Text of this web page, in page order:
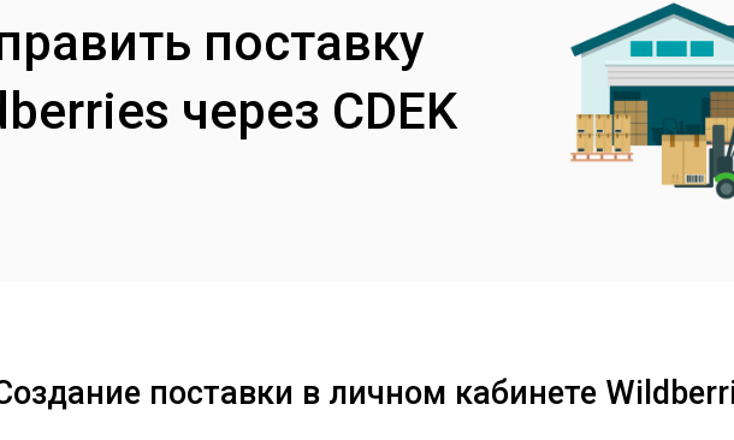
поставку
через CDEK
поставки в личном кабинете